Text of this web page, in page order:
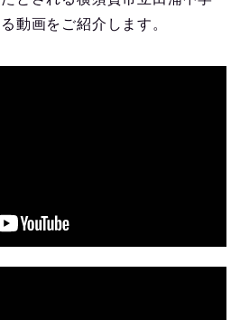
動画をご紹介します。